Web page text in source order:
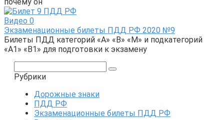
Видео 0
Экзаменационные билеты ПДД РФ 2020 №9
Билеты ПДД категорий «А» «В» «M» и подкатегорий
«A1» «B1» для подготовки к экзамену
Рубрики
Дорожные знаки
ПДД РФ
Экзаменационные билеты ПДД РФ